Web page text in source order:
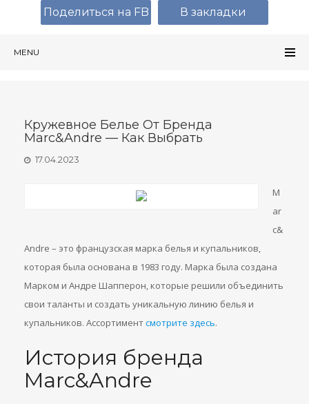
MENU
Кружевное Белье От Бренда
Marc&Andre — Как Выбрать
17.04.2023
M
ar
c&
Andre – это французская марка белья и купальников,
которая была основана в 1983 году. Марка была создана
Марком и Андре Шапперон, которые решили объединить
свои таланты и создать уникальную линию белья и
купальников. Ассортиментсмотрите здесь.
История бренда
Marc&Andre
Поделиться на FB В закладки